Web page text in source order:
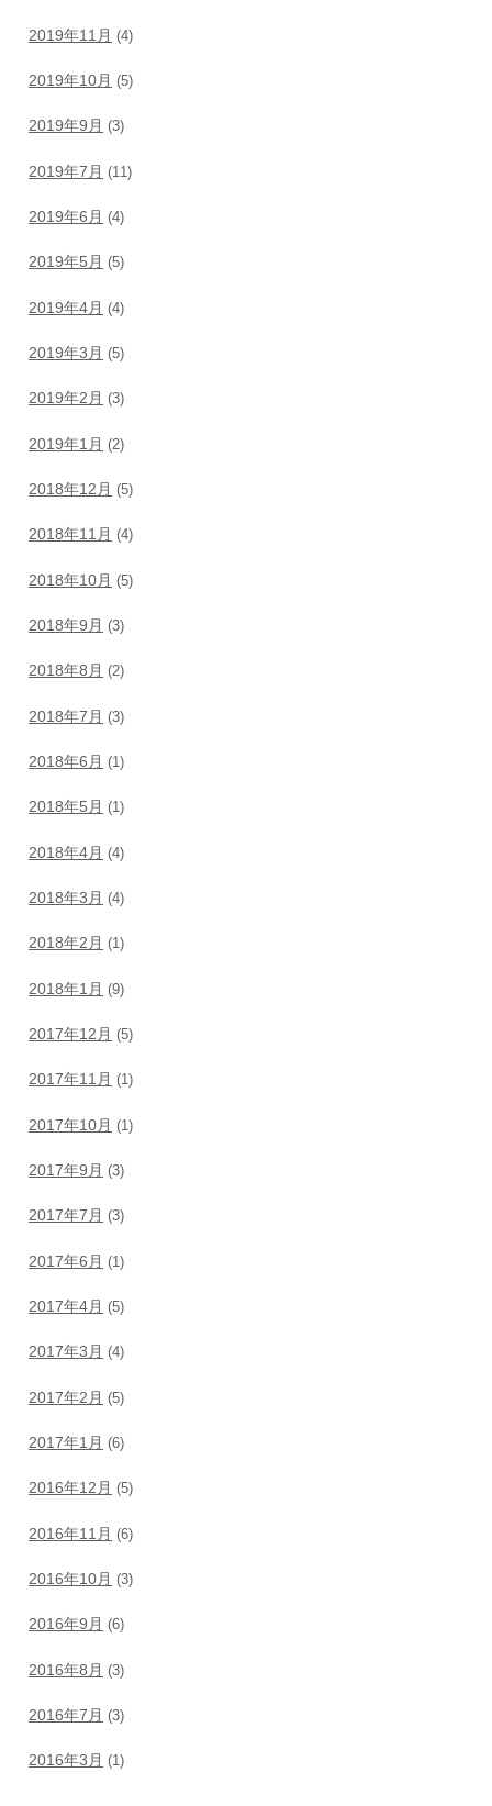
2019年11月 (4)
2019年10月 (5)
2019年9月 (3)
2019年7月 (11)
2019年6月 (4)
2019年5月 (5)
2019年4月 (4)
2019年3月 (5)
2019年2月 (3)
2019年1月 (2)
2018年12月 (5)
2018年11月 (4)
2018年10月 (5)
2018年9月 (3)
2018年8月 (2)
2018年7月 (3)
2018年6月 (1)
2018年5月 (1)
2018年4月 (4)
2018年3月 (4)
2018年2月 (1)
2018年1月 (9)
2017年12月 (5)
2017年11月 (1)
2017年10月 (1)
2017年9月 (3)
2017年7月 (3)
2017年6月 (1)
2017年4月 (5)
2017年3月 (4)
2017年2月 (5)
2017年1月 (6)
2016年12月 (5)
2016年11月 (6)
2016年10月 (3)
2016年9月 (6)
2016年8月 (3)
2016年7月 (3)
2016年3月 (1)